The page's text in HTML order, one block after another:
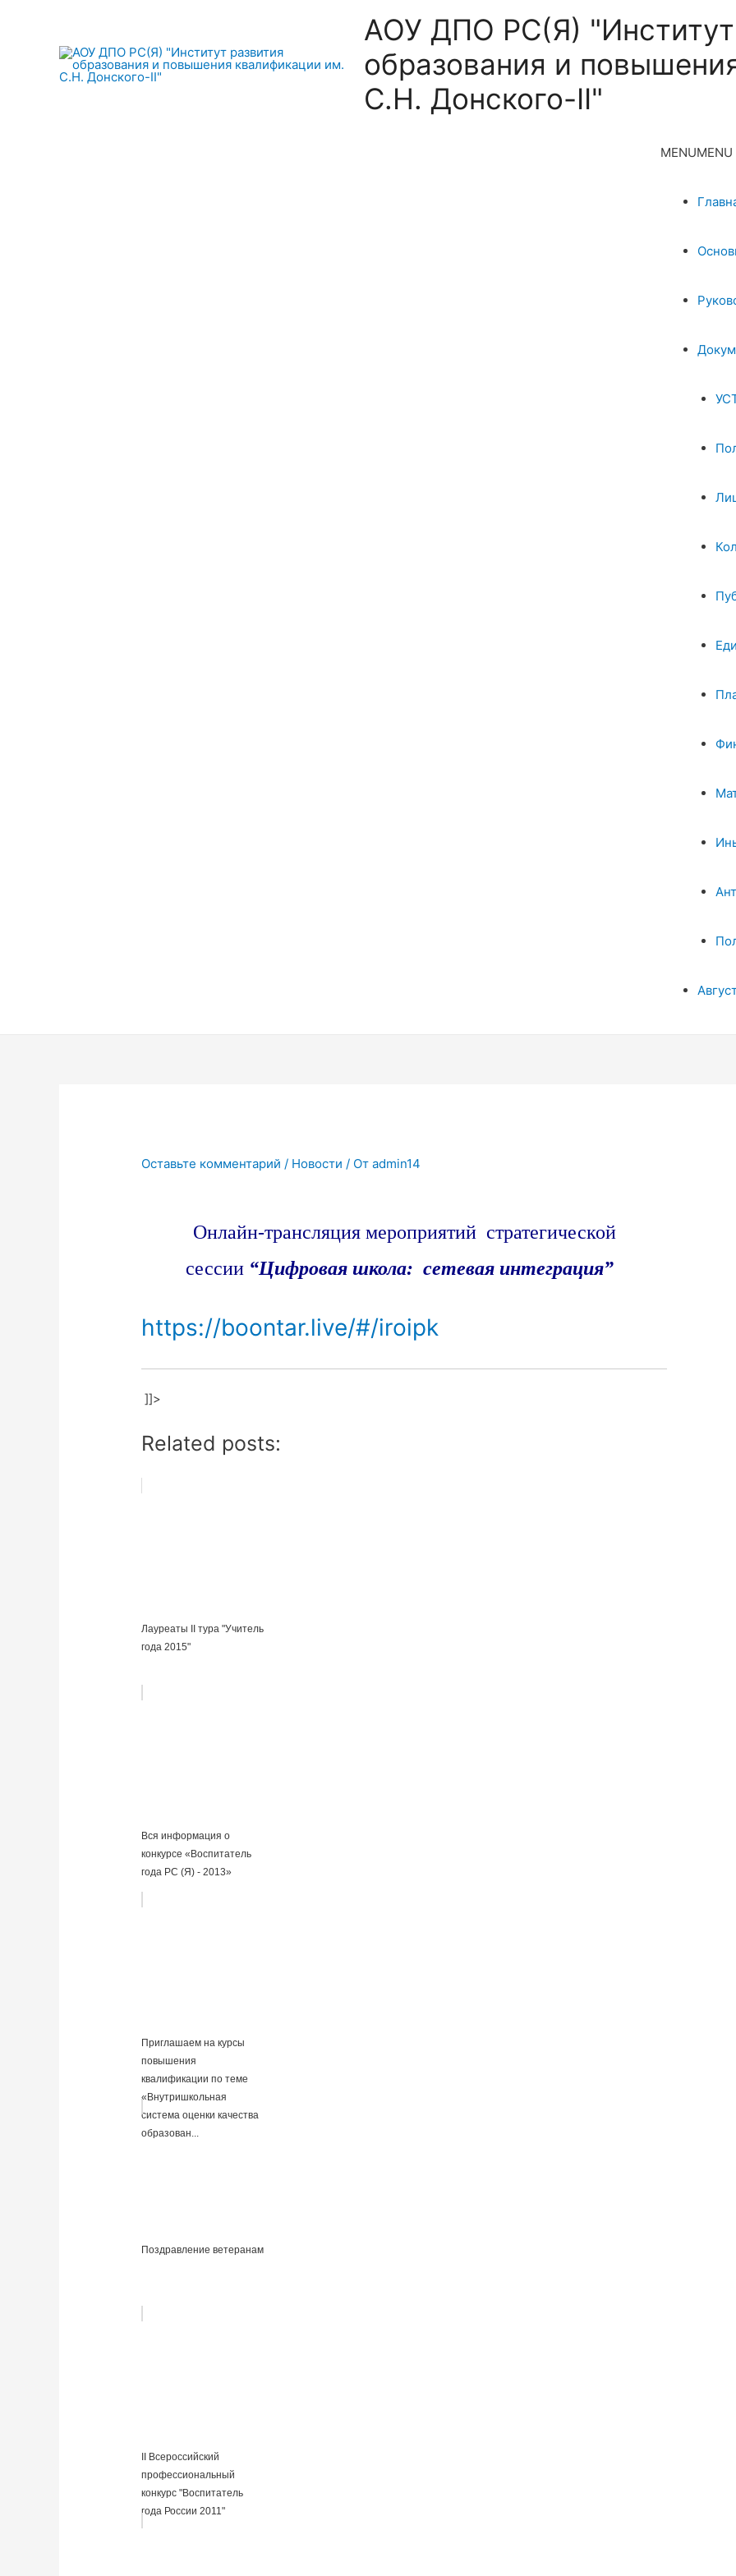
АОУ ДПО РС(Я) "Институт
образования и
С.Н. Донского-II"
MENUMENU
Оставьте комментарий / Новости / От admin14
Онлайн-трансляция мероприятий стратегической
сессии “Цифровая школа: сетевая интеграция”
https://boontar.live/#/iroipk
]]>
Related posts:
Лауреаты II тура "Учитель
года 2015"
Вся информация о
конкурсе «Воспитатель
года РС (Я) - 2013»
Приглашаем на курсы
повышения
квалификации по теме
«Внутришкольная
система оценки качества
образован...
Поздравление ветеранам
II Всероссийский
профессиональный
конкурс "Воспитатель
года России 2011"